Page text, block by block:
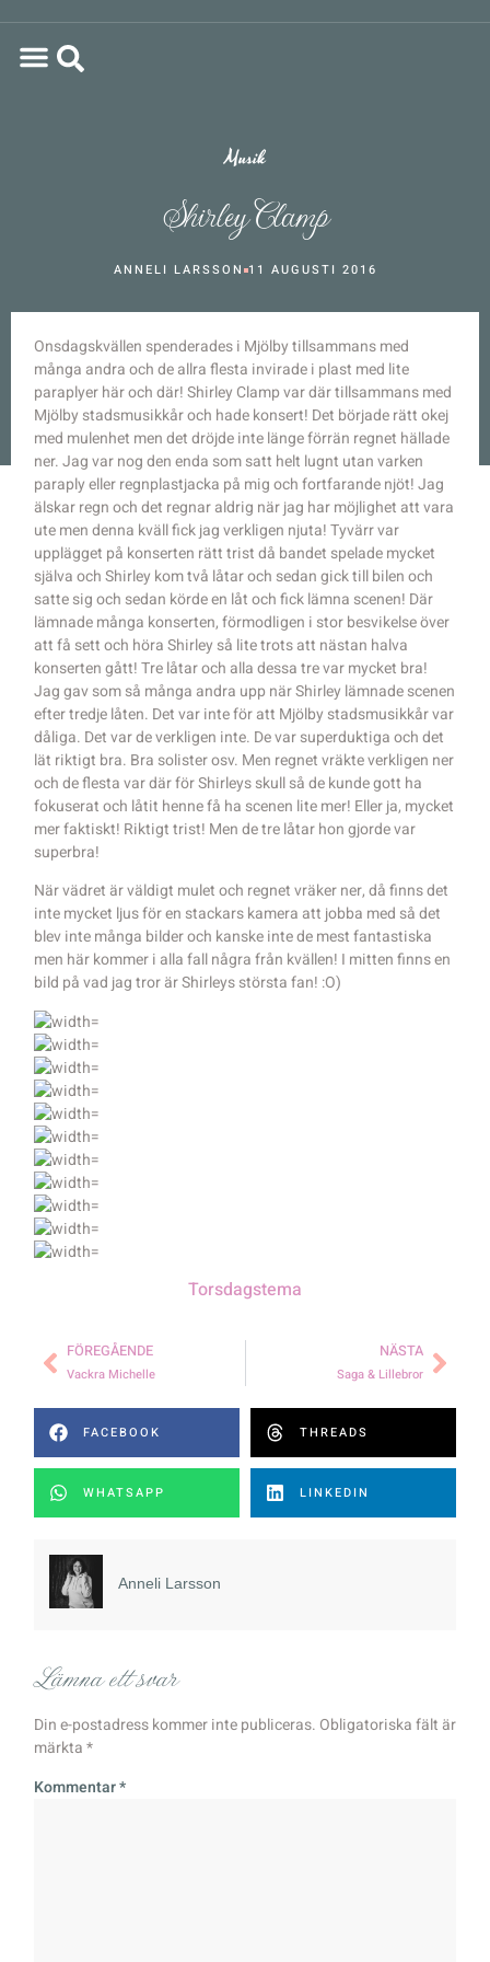
Musik
Shirley Clamp
ANNELI LARSSON 11 AUGUSTI 2016
Onsdagskvällen spenderades i Mjölby tillsammans med
många andra och de allra flesta invirade i plast med lite
paraplyer här och där! Shirley Clamp var där tillsammans med
Mjölby stadsmusikkår och hade konsert! Det började rätt okej
med mulenhet men det dröjde inte länge förrän regnet hällade
ner. Jag var nog den enda som satt helt lugnt utan varken
paraply eller regnplastjacka på mig och fortfarande njöt! Jag
älskar regn och det regnar aldrig när jag har möjlighet att vara
ute men denna kväll fick jag verkligen njuta! Tyvärr var
upplägget på konserten rätt trist då bandet spelade mycket
själva och Shirley kom två låtar och sedan gick till bilen och
satte sig och sedan körde en låt och fick lämna scenen! Där
lämnade många konserten, förmodligen i stor besvikelse över
att få sett och höra Shirley så lite trots att nästan halva
konserten gått! Tre låtar och alla dessa tre var mycket bra!
Jag gav som så många andra upp när Shirley lämnade scenen
efter tredje låten. Det var inte för att Mjölby stadsmusikkår var
dåliga. Det var de verkligen inte. De var superduktiga och det
lät riktigt bra. Bra solister osv. Men regnet vräkte verkligen ner
och de flesta var där för Shirleys skull så de kunde gott ha
fokuserat och låtit henne få ha scenen lite mer! Eller ja, mycket
mer faktiskt! Riktigt trist! Men de tre låtar hon gjorde var
superbra!
När vädret är väldigt mulet och regnet vräker ner, då finns det
inte mycket ljus för en stackars kamera att jobba med så det
blev inte många bilder och kanske inte de mest fantastiska
men här kommer i alla fall några från kvällen! I mitten finns en
bild på vad jag tror är Shirleys största fan! :O)
Torsdagstema
FÖREGÅENDE
Vackra Michelle
NÄSTA
Saga & Lillebror
FACEBOOK THREADS
WHATSAPP LINKEDIN
Anneli Larsson
Lämna ett svar
Din e-postadress kommer inte publiceras. Obligatoriska fält är
märkta*
Kommentar*